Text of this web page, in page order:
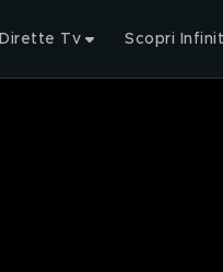
Dirette Tv Scopri